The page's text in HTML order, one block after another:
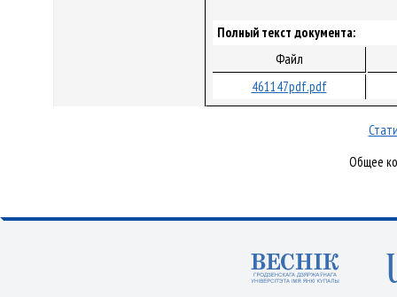
Полный текст документа:
Файл
461147pdf.pdf
Общее